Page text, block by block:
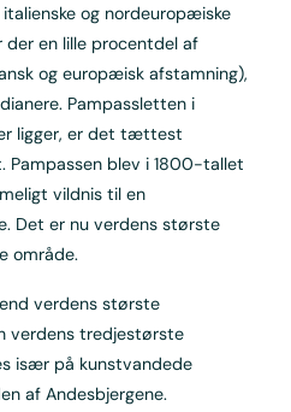
og nordeuropæiske
der en lille procentdel af
og europæisk afstamning),
Pampassletten i
ligger, er det tættest
Pampassen blev i 1800-tallet
vildnis til en
Det er nu verdens største
område.
verdens største
verdens tredjestørste
især på kunstvandede
af Andesbjergene.